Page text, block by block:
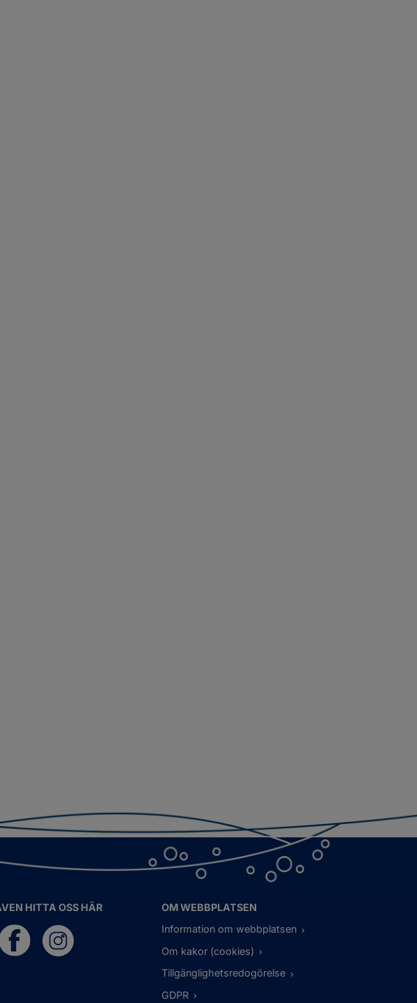
HITTA OSS HÄR
OM WEBBPLATSEN
Information om webbplatsen
Om kakor (cookies)
Tillgänglighetsredogörelse
GDPR